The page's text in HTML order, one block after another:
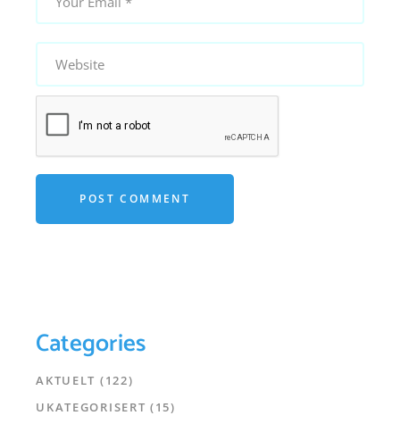
POST COMMENT
Categories
AKTUELT (122)
UKATEGORISERT (15)